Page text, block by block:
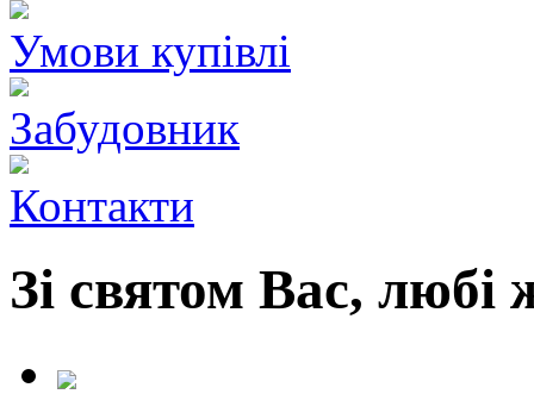
Умови купівлі
Забудовник
Контакти
Зі святом Вас, любі